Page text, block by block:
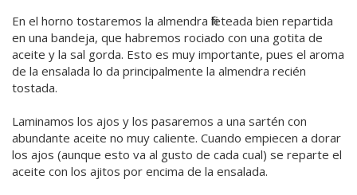
En el horno tostaremos la almendra fileteada bien repartida
en una bandeja, que habremos rociado con una gotita de
aceite y la sal gorda. Esto es muy importante, pues el aroma
de la ensalada lo da principalmente la almendra recién
tostada.
Laminamos los ajos y los pasaremos a una sartén con
abundante aceite no muy caliente. Cuando empiecen a dorar
los ajos (aunque esto va al gusto de cada cual) se reparte el
aceite con los ajitos por encima de la ensalada.